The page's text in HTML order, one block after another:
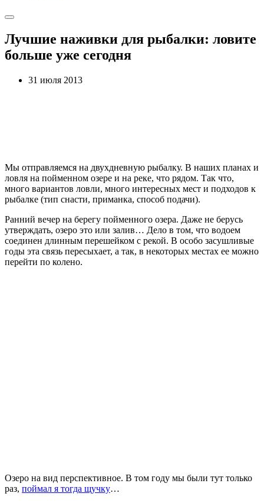
Лучшие наживки для рыбалки: ловите
больше уже сегодня
31 июля 2013
Мы отправляемся на двухдневную рыбалку. В наших планах и
ловля на пойменном озере и на реке, что рядом. Так что,
много вариантов ловли, много интересных мест и подходов к
рыбалке (тип снасти, приманка, способ подачи).
Ранний вечер на берегу пойменного озера. Даже не берусь
утверждать, озеро это или залив… Дело в том, что водоем
соединен длинным перешейком с рекой. В особо засушливые
годы эта связь пересыхает, а так, в некоторых местах ее можно
перейти по колено.
Озеро на вид перспективное. В том году мы были тут только
раз, поймал я тогда щучку…